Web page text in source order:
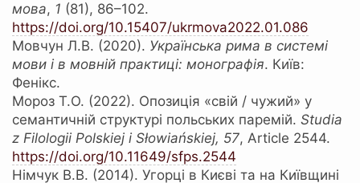
мова, 1 (81), 86–102.
https://doі.оrg/10.15407/ukrmova2022.01.086
Мовчун Л.В. (2020). Українська рима в системі
мови і в мовній практиці: монографія. Київ:
Фенікс.
Мороз Т.О. (2022). Опозиція «свій / чужий» у
семантичній структурі польських паремій. Studia
z Filologii Polskiej i Słowiańskiej, 57, Article 2544.
https://doi.org/10.11649/sfps.2544
Німчук В.В. (2014). Угорці в Києві та на Київщині